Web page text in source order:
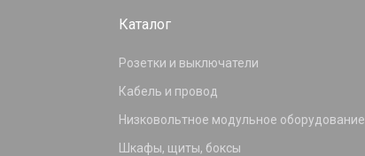
Каталог
Розетки и выключатели
Кабель и провод
Низковольтное модульное оборудование
Шкафы, щиты, боксы